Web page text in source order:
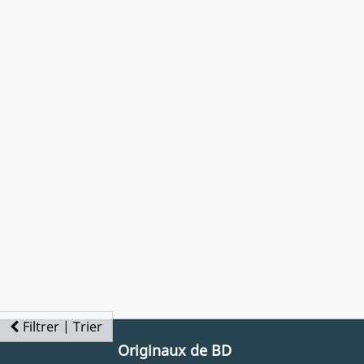
Filtrer | Trier
Originaux de BD